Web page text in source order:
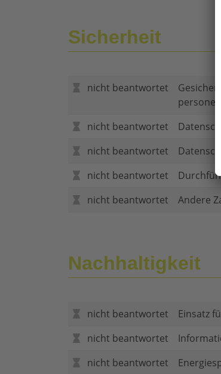
Sicherheit
nicht beantwortet
nicht beantwortet
nicht beantwortet
nicht beantwortet
nicht beantwortet
Andere
Nachhaltigkeit
nicht beantwortet
Einsatz
nicht beantwortet
nicht beantwortet